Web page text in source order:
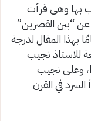
بها وهى قرأت
عن “بين القصرين”
المقال لدرجة
للاستاذ نجيب
وعلى نجيب
في القرن